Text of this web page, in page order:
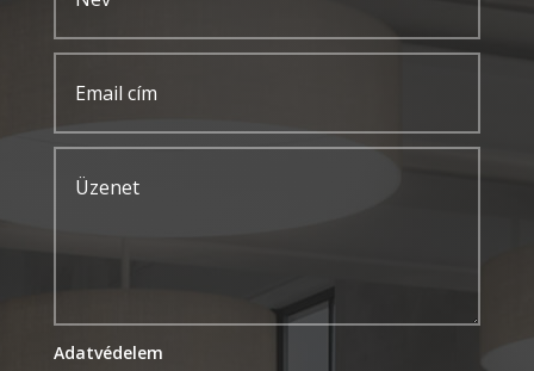
Adatvédelem